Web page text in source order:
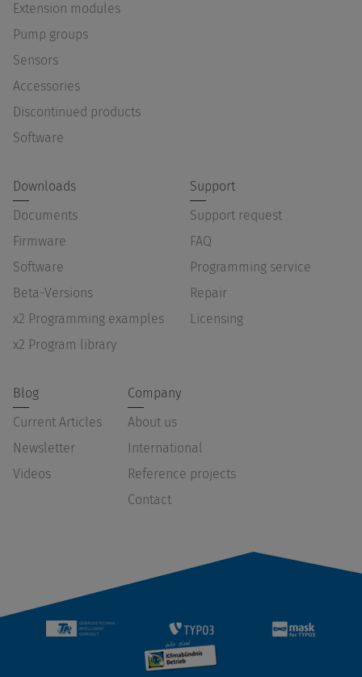
Extension modules
Pump groups
Sensors
Accessories
Discontinued products
Software
Downloads
Documents
Firmware
Software
Beta-Versions
x2 Programming examples
x2 Program library
Support
Support request
FAQ
Programming service
Repair
Licensing
Blog
Current Articles
Newsletter
Videos
Company
About us
International
Reference projects
Contact